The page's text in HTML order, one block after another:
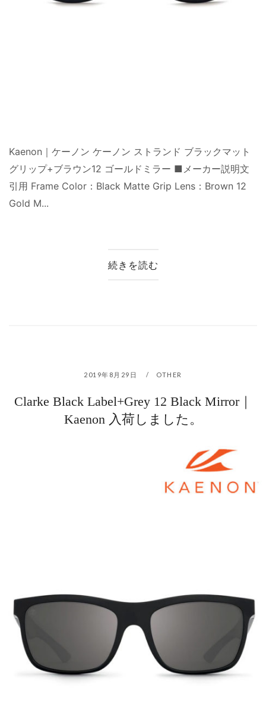
Kaenon｜ケーノン ケーノン ストランド ブラックマット
グリップ+ブラウン12 ゴールドミラー ■メーカー説明文
引用 Frame Color：Black Matte Grip Lens：Brown 12
Gold M...
続きを読む
2019年8月29日 OTHER
Clarke Black Label+Grey 12 Black Mirror｜
Kaenon 入荷しました。